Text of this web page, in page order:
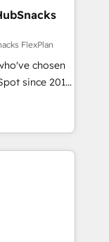
Award 🏆
🏆2017
🏆2016
🏆2015
🏆2015
HubSpot
FlexPlan
chosen
since 2014
value...
fixing existing
project... ⬅️
Kickstart
in the center